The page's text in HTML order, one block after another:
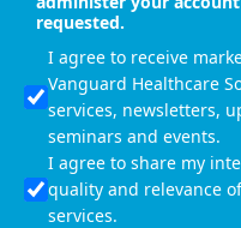
requested.
I agree to receive
Vanguard Healthcare
services, newsletters,
seminars and events.
I agree to share my
quality and relevance
services.